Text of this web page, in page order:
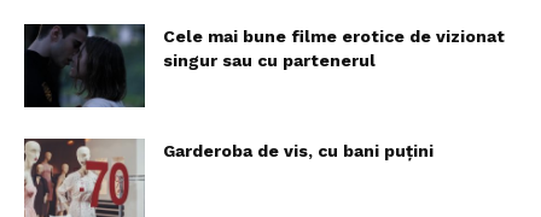
Cele mai bune filme erotice de vizionat
singur sau cu partenerul
Garderoba de vis, cu bani puțini